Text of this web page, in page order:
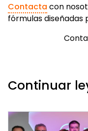
Contacta con
fórmulas diseñadas
Continuar